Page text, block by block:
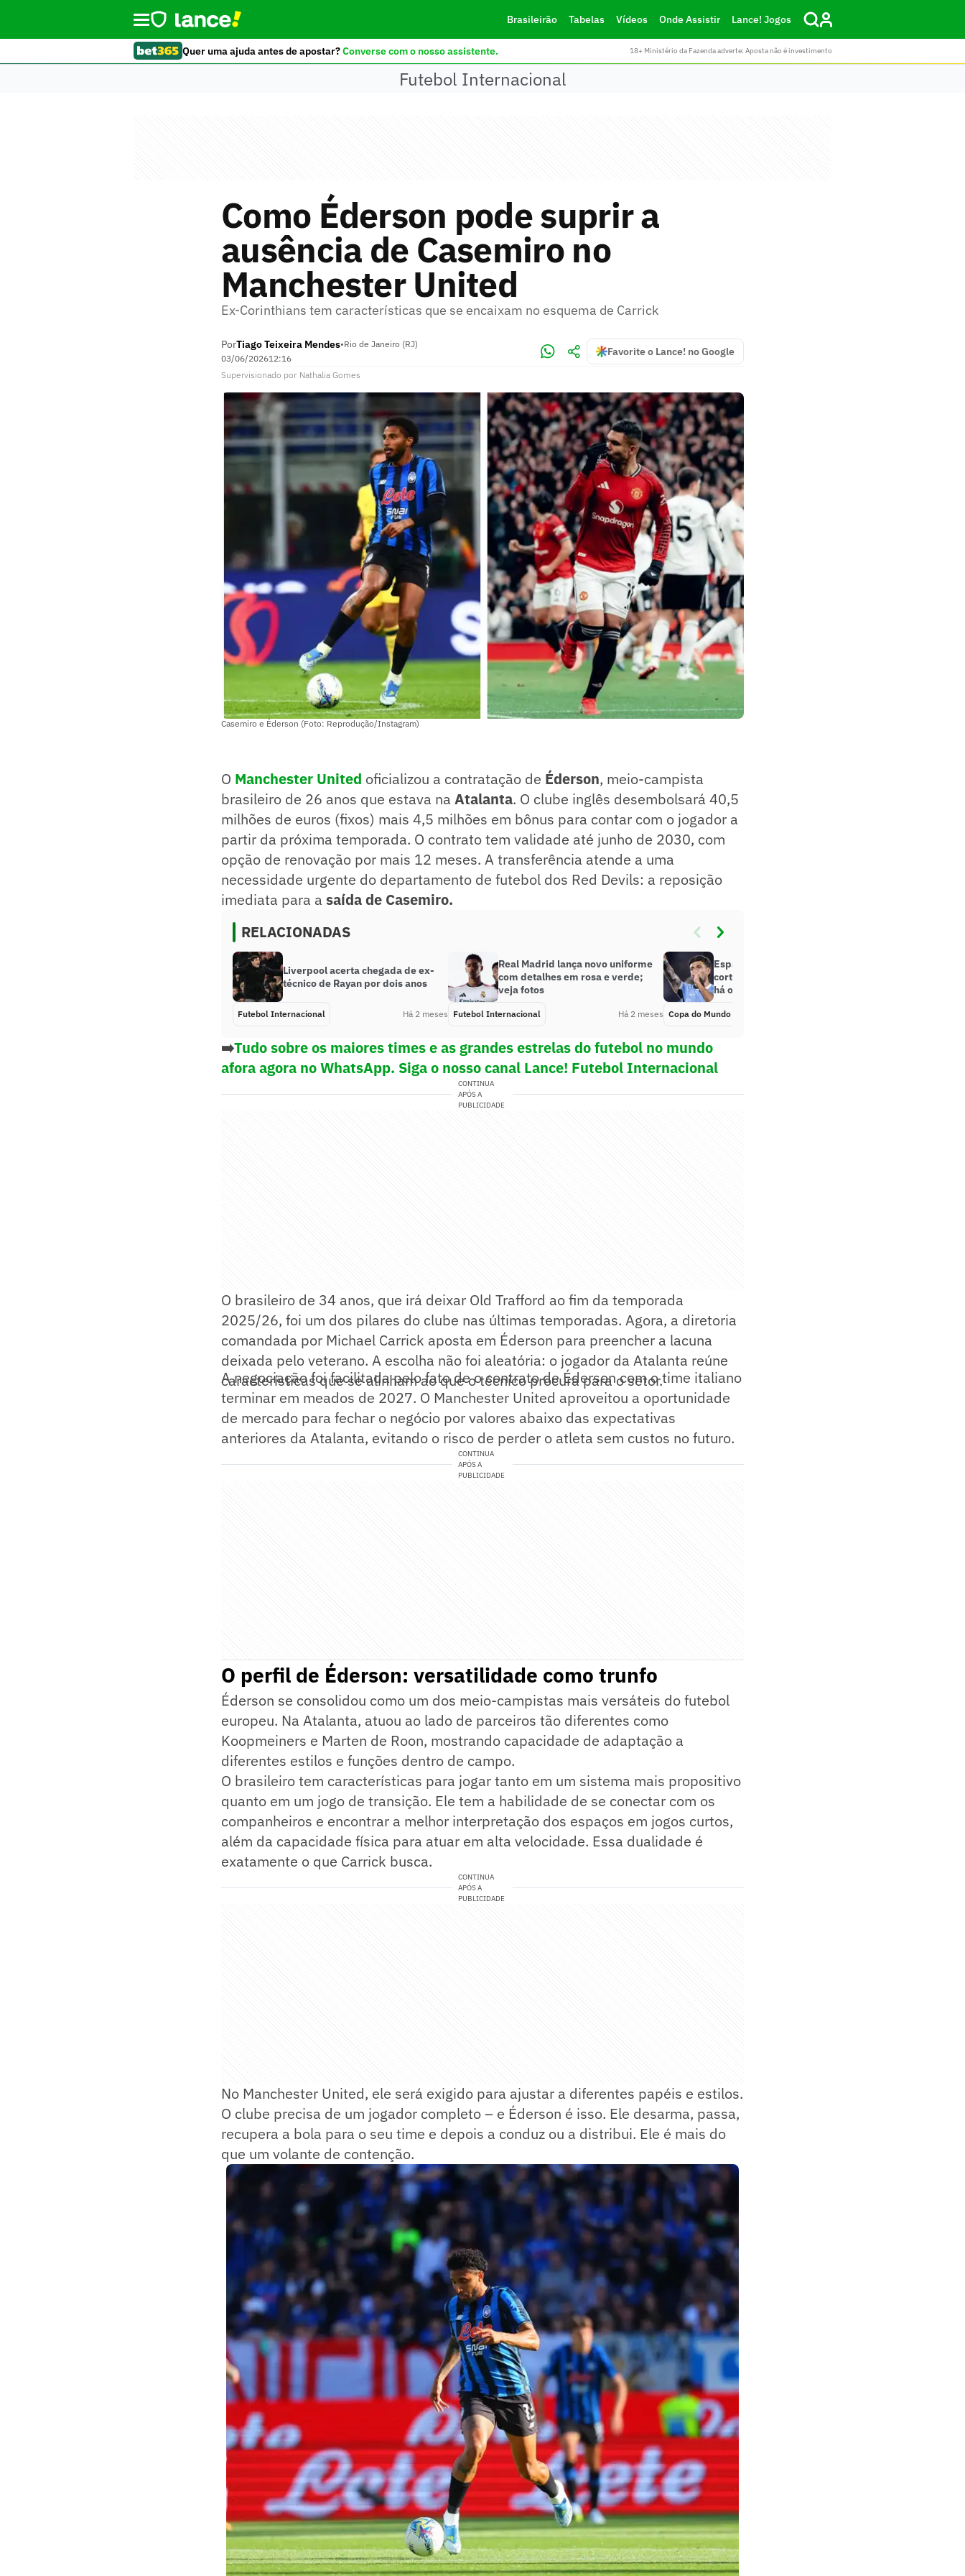
Brasileirão Tabelas Vídeos Onde Assistir Lance! Jogos
Quer uma ajuda antes de apostar?Converse com o nosso assistente. 18+ Ministério da Fazenda adverte: Aposta não é investimento
Futebol Internacional
Como Éderson pode suprir a
ausência de Casemiro no
Manchester United
Ex-Corinthians tem características que se encaixam no esquema de Carrick
PorTiago Teixeira Mendes•Rio de Janeiro (RJ)
03/06/202612:16
Favorite o Lance! no Google
Supervisionado por Nathalia Gomes
Casemiro e Éderson (Foto: Reprodução/Instagram)
O Manchester United oficializou a contratação de Éderson, meio-campista
brasileiro de 26 anos que estava na Atalanta. O clube inglês desembolsará 40,5
milhões de euros (fixos) mais 4,5 milhões em bônus para contar com o jogador a
partir da próxima temporada. O contrato tem validade até junho de 2030, com
opção de renovação por mais 12 meses. A transferência atende a uma
necessidade urgente do departamento de futebol dos Red Devils: a reposição
imediata para a saída de Casemiro.
RELACIONADAS
Liverpool acerta chegada de ex-
técnico de Rayan por dois anos
Futebol Internacional Há 2 meses
Real Madrid lança novo uniforme
com detalhes em rosa e verde;
veja fotos
Futebol Internacional Há 2 meses
Espanhóis repercutem possível
corte de Arrascaeta da Copa: ‘Não
há outro’
Copa do Mundo 2026
➡️Tudo sobre os maiores times e as grandes estrelas do futebol no mundo
afora agora no WhatsApp. Siga o nosso canal Lance! Futebol Internacional
CONTINUA
APÓS A
PUBLICIDADE
O brasileiro de 34 anos, que irá deixar Old Trafford ao fim da temporada
2025/26, foi um dos pilares do clube nas últimas temporadas. Agora, a diretoria
comandada por Michael Carrick aposta em Éderson para preencher a lacuna
deixada pelo veterano. A escolha não foi aleatória: o jogador da Atalanta reúne
características que se alinham ao que o técnico procura para o setor.
A negociação foi facilitada pelo fato de o contrato de Éderson com o time italiano
terminar em meados de 2027. O Manchester United aproveitou a oportunidade
de mercado para fechar o negócio por valores abaixo das expectativas
anteriores da Atalanta, evitando o risco de perder o atleta sem custos no futuro.
CONTINUA
APÓS A
PUBLICIDADE
O perfil de Éderson: versatilidade como trunfo
Éderson se consolidou como um dos meio-campistas mais versáteis do futebol
europeu. Na Atalanta, atuou ao lado de parceiros tão diferentes como
Koopmeiners e Marten de Roon, mostrando capacidade de adaptação a
diferentes estilos e funções dentro de campo.
O brasileiro tem características para jogar tanto em um sistema mais propositivo
quanto em um jogo de transição. Ele tem a habilidade de se conectar com os
companheiros e encontrar a melhor interpretação dos espaços em jogos curtos,
além da capacidade física para atuar em alta velocidade. Essa dualidade é
exatamente o que Carrick busca.
CONTINUA
APÓS A
PUBLICIDADE
No Manchester United, ele será exigido para ajustar a diferentes papéis e estilos.
O clube precisa de um jogador completo – e Éderson é isso. Ele desarma, passa,
recupera a bola para o seu time e depois a conduz ou a distribui. Ele é mais do
que um volante de contenção.